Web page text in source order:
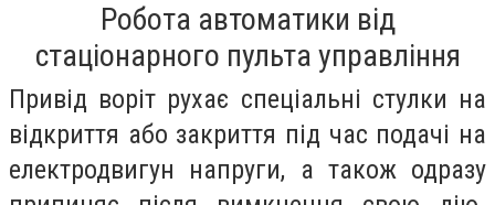
Робота автоматики від
стаціонарного пульта управління
Привід воріт рухає спеціальні стулки на
відкриття або закриття під час подачі на
електродвигун напруги, а також одразу